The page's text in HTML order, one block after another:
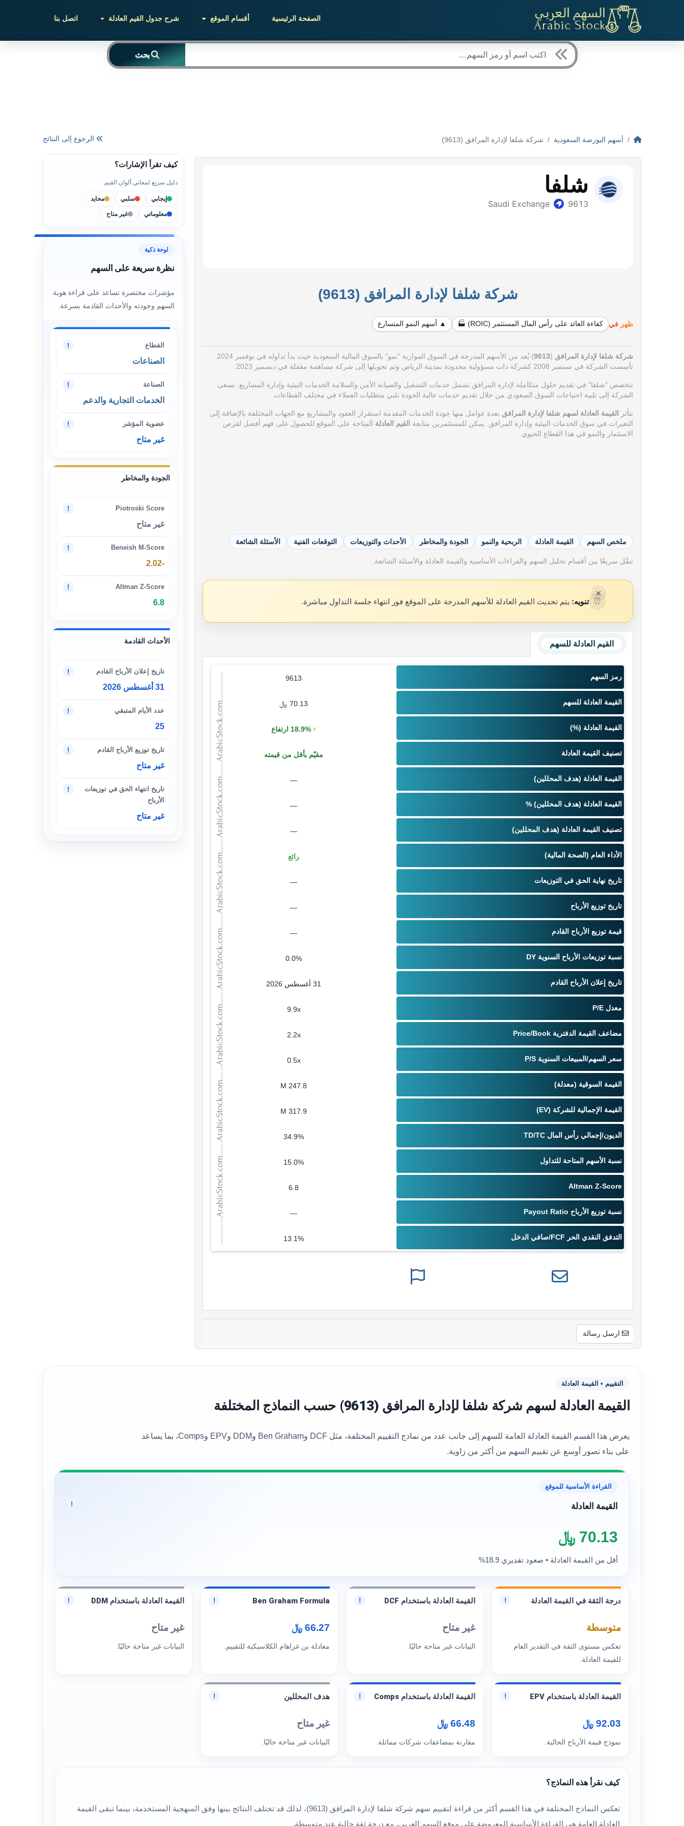
الصفحة الرئيسية أقسام الموقع شرح جدول القيم العادلة اتصل بنا
بحث
أسهم البورصة السعودية شركة شلفا لإدارة المرافق (9613) الرجوع إلى النتائج
شركة شلفا لإدارة المرافق (9613)
ظهر في كفاءة العائد على رأس المال المستثمر (ROIC) 🏭 ▲ أسهم النمو المتسارع
شركة شلفا لإدارة المرافق (
9613) يُعد من الأسهم المدرجة في السوق الموازية "نمو" بالسوق المالية السعودية حيث بدأ تداوله في نوفمبر 2024.
تأسست الشركة في سبتمبر 2008 كشركة ذات مسؤولية محدودة بمدينة الرياض وتم تحويلها إلى شركة مساهمة مقفلة في ديسمبر 2023.
تتخصص "شلفا" في تقديم حلول متكاملة لإدارة المرافق تشمل خدمات التشغيل والصيانة الأمن والسلامة الخدمات البيئية وإدارة المشاريع. تسعى
الشركة إلى تلبية احتياجات السوق السعودي من خلال تقديم خدمات عالية الجودة تلبي متطلبات العملاء في مختلف القطاعات.
تتأثر القيمة العادلة لسهم شلفا لإدارة المرافق بعدة عوامل منها جودة الخدمات المقدمة استقرار العقود والمشاريع مع الجهات المختلفة بالإضافة إلى
التغيرات في سوق الخدمات البيئية وإدارة المرافق. يمكن للمستثمرين متابعة القيم العادلة المتاحة على الموقع للحصول على فهم أفضل لفرص
الاستثمار والنمو في هذا القطاع الحيوي.
ملخص السهم القيمة العادلة الربحية والنمو الجودة والمخاطر الأحداث والتوزيعات التوقعات الفنية الأسئلة الشائعة
تنقّل سريعًا بين أقسام تحليل السهم والقراءات الأساسية والقيمة العادلة والأسئلة الشائعة.
×
⏰ تنويه: يتم تحديث القيم العادلة للأسهم المدرجة على الموقع فور انتهاء جلسة التداول مباشرة.
القيم العادلة للسهم
9613
70.13 ﷼
18.9% ارتفاع
مقيّم بأقل من قيمته
—
—
—
رائع
—
—
—
0.0%
31 أغسطس 2026
9.9x
2.2x
0.5x
247.8 M
317.9 M
34.9%
15.0%
6.8
—
13.1%
ارسل رسالة
كيف تقرأ الإشارات؟
دليل سريع لمعاني ألوان القيم
إيجابي سلبي محايد
معلوماتي غير متاح
لوحة ذكية
نظرة سريعة على السهم
مؤشرات مختصرة تساعد على قراءة هوية
السهم وجودته والأحداث القادمة بسرعة.
القطاع !
الصناعات
الصناعة !
الخدمات التجارية والدعم
عضوية المؤشر !
غير متاح
الجودة والمخاطر
Piotroski Score
!
غير متاح
Beneish M-Score
!
-2.02
Altman Z-Score
!
6.8
الأحداث القادمة
تاريخ إعلان الأرباح القادم !
31 أغسطس 2026
عدد الأيام المتبقي !
25
تاريخ توزيع الأرباح القادم !
غير متاح
تاريخ انتهاء الحق في توزيعات
الأرباح
!
غير متاح
التقييم • القيمة العادلة
القيمة العادلة لسهم شركة شلفا لإدارة المرافق (9613) حسب النماذج المختلفة
يعرض هذا القسم القيمة العادلة العامة للسهم إلى جانب عدد من نماذج التقييم المختلفة، مثل DCF وBen Graham وDDM وEPV وComps، بما يساعد
على بناء تصور أوسع عن تقييم السهم من أكثر من زاوية.
القراءة الأساسية للموقع
القيمة العادلة !
70.13 ﷼
أقل من القيمة العادلة • صعود تقديري 18.9%
درجة الثقة في القيمة العادلة !
متوسطة
تعكس مستوى الثقة في التقدير العام
للقيمة العادلة.
القيمة العادلة باستخدام DCF !
غير متاح
البيانات غير متاحة حاليًا.
Ben Graham Formula
!
66.27 ﷼
معادلة بن غراهام الكلاسيكية للتقييم.
القيمة العادلة باستخدام DDM !
غير متاح
البيانات غير متاحة حاليًا.
القيمة العادلة باستخدام EPV !
92.03 ﷼
نموذج قيمة الأرباح الحالية.
القيمة العادلة باستخدام Comps !
66.48 ﷼
مقارنة بمضاعفات شركات مماثلة.
هدف المحللين !
غير متاح
البيانات غير متاحة حاليًا.
كيف نقرأ هذه النماذج؟
تعكس النماذج المختلفة في هذا القسم أكثر من قراءة لتقييم سهم شركة شلفا لإدارة المرافق (9613)، لذلك قد تختلف النتائج بينها وفق المنهجية المستخدمة، بينما تبقى القيمة
العادلة العامة هي القراءة الأساسية المعروضة على موقع السهم العربي، مع درجة ثقة حالية عند متوسطة.